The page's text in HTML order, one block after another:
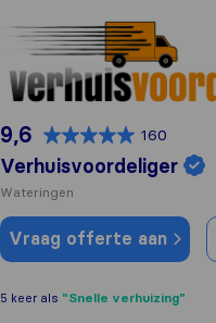
Verhuisvoordeliger
9,6 160
Verhuisvoordeliger
Wateringen
Vraag offerte aan
5 keer als "Snelle verhuizing"